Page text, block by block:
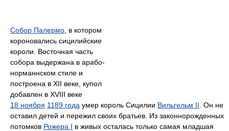
Собор Палермо , в котором
короновались сицилийские
короли. Восточная часть
собора выдержана в арабо-
норманнском стиле и
построена в XII веке, купол
добавлен в XVIII веке
18 ноября 1189 года умер король Сицилии Вильгельм II . Он не
оставил детей и пережил своих братьев. Из законнорожденных
потомков Рожера I в живых осталась только самая младшая